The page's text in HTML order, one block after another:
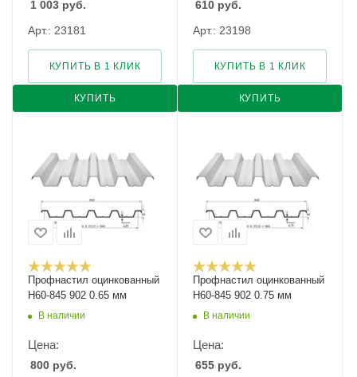
1 003 руб.
Арт.: 23181
КУПИТЬ
КУПИТЬ В 1 КЛИК
610 руб.
Арт.: 23198
КУПИТЬ
КУПИТЬ В 1 КЛИК
Профнастил оцинкованный
Н60-845 902 0.65 мм
В наличии
Цена:
800 руб.
Профнастил оцинкованный
Н60-845 902 0.75 мм
В наличии
Цена:
655 руб.